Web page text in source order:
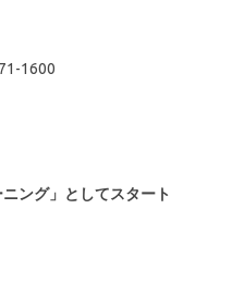
1600
ング」としてスタート